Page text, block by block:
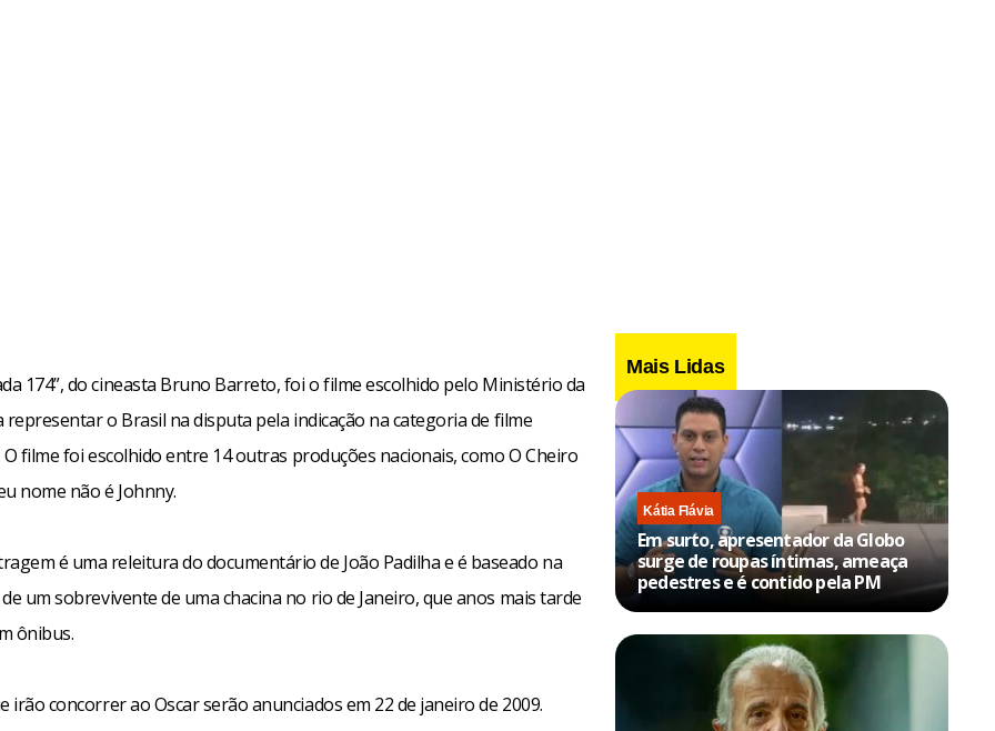
174”, do cineasta Bruno Barreto, foi o filme escolhido pelo Ministério da
o Brasil na disputa pela indicação na categoria de filme
filme foi escolhido entre 14 outras produções nacionais, como O Cheiro
nome não é Johnny.
é uma releitura do documentário de João Padilha e é baseado na
um sobrevivente de uma chacina no rio de Janeiro, que anos mais tarde
ônibus.
irão concorrer ao Oscar serão anunciados em 22 de janeiro de 2009.
Mais Lidas
Kátia Flávia
Em surto, apresentador da Globo
surge de roupas íntimas, ameaça
pedestres e é contido pela PM